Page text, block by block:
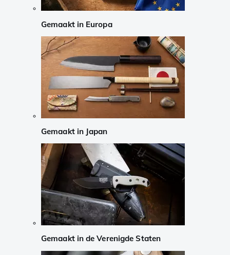
Gemaakt in Europa
Gemaakt in Japan
Gemaakt in de Verenigde Staten